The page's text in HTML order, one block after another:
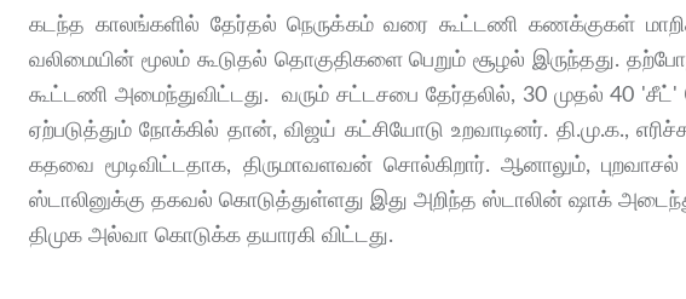
கடந்த காலங்​களில் தேர்​தல் நெருக்​கம் வரை கூட்​டணி கணக்​கு​கள்
வலிமை​யின் மூலம் கூடு​தல் தொகு​தி​களை பெறும் சூழல் இருந்​தது.
கூட்​டணி அமைந்​து​விட்​டது. வரும் சட்டசபை தேர்தலில், 30 முதல் 40
ஏற்படுத்தும் நோக்கில் தான், விஜய் கட்சியோடு உறவாடினர். தி.மு.க.,
கதவை மூடிவிட்டதாக, திருமாவளவன் சொல்கிறார். ஆனாலும்,
ஸ்டாலினுக்கு தகவல் கொடுத்துள்ளது இது அறிந்த ஸ்டாலின் ஷாக்
திமுக அல்வா கொடுக்க தயாரகி விட்டது.